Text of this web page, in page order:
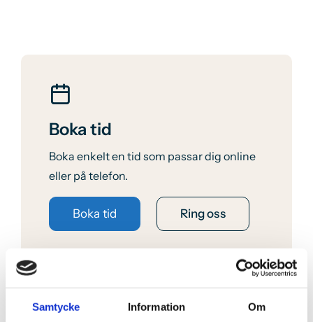
Samtycke Information Om
Boka tid
Boka enkelt en tid som passar dig online
eller på telefon.
Boka tid Ring oss